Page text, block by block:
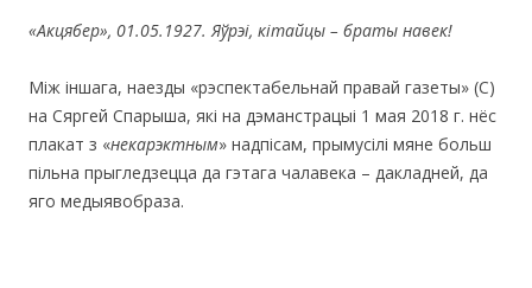
«Акцябер», 01.05.1927. Яўрэі, кітайцы – браты навек!
Між іншага, наезды «рэспектабельнай правай газеты» (С)
на Сяргей Спарыша, які на дэманстрацыі 1 мая 2018 г. нёс
плакат з «некарэктным» надпісам, прымусілі мяне больш
пільна прыгледзецца да гэтага чалавека – дакладней, да
яго медыявобраза.